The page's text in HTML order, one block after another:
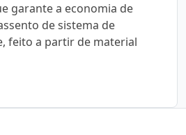
garante a economia de
de sistema de
feito a partir de material